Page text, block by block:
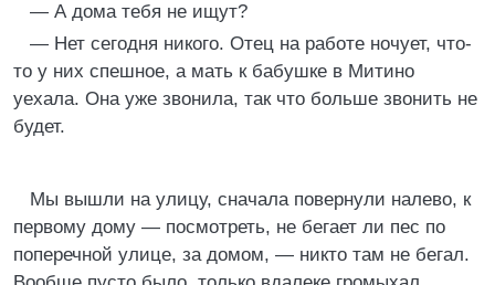
— А дома тебя не ищут?
— Нет сегодня никого. Отец на работе ночует, что-
то у них спешное, а мать к бабушке в Митино
уехала. Она уже звонила, так что больше звонить не
будет.
Мы вышли на улицу, сначала повернули налево, к
первому дому — посмотреть, не бегает ли пес по
поперечной улице, за домом, — никто там не бегал.